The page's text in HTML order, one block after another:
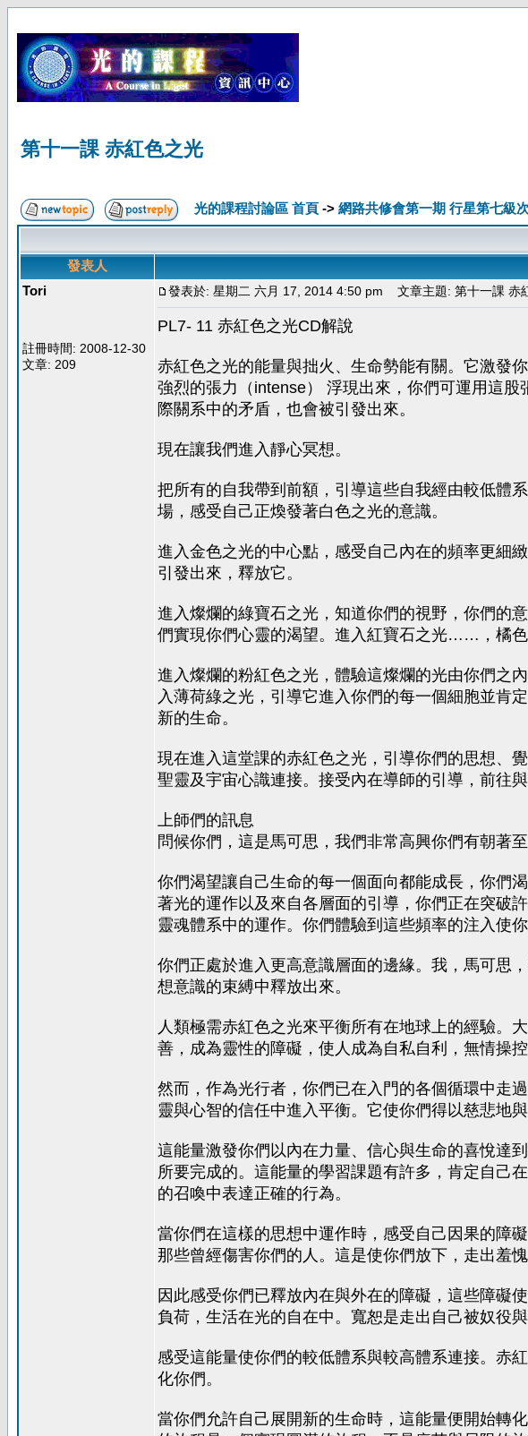
第十一課 赤紅色之光
光的課程討論區 首頁 -> 網路共修會第一期 行星第七級次
發表人
Tori
註冊時間: 2008-12-30
文章: 209
發表於: 星期二 六月 17, 2014 4:50 pm 文章主題: 第十一課 赤
PL7- 11 赤紅色之光CD解說
赤紅色之光的能量與拙火、生命勢能有關。它激發
強烈的張力（intense） 浮現出來，你們可運用這
際關系中的矛盾，也會被引發出來。
現在讓我們進入靜心冥想。
把所有的自我帶到前額，引導這些自我經由較低體
場，感受自己正煥發著白色之光的意識。
進入金色之光的中心點，感受自己內在的頻率更細
引發出來，釋放它。
進入燦爛的綠寶石之光，知道你們的視野，你們的
們實現你們心靈的渴望。進入紅寶石之光……，橘
進入燦爛的粉紅色之光，體驗這燦爛的光由你們之
入薄荷綠之光，引導它進入你們的每一個細胞並肯
新的生命。
現在進入這堂課的赤紅色之光，引導你們的思想、
聖靈及宇宙心識連接。接受內在導師的引導，前往
上師們的訊息
問候你們，這是馬可思，我們非常高興你們有朝著
你們渴望讓自己生命的每一個面向都能成長，你們
著光的運作以及來自各層面的引導，你們正在突破
靈魂體系中的運作。你們體驗到這些頻率的注入使
你們正處於進入更高意識層面的邊緣。我，馬可思
想意識的束縛中釋放出來。
人類極需赤紅色之光來平衡所有在地球上的經驗。
善，成為靈性的障礙，使人成為自私自利，無情操
然而，作為光行者，你們已在入門的各個循環中走
靈與心智的信任中進入平衡。它使你們得以慈悲地
這能量激發你們以內在力量、信心與生命的喜悅達
所要完成的。這能量的學習課題有許多，肯定自己
的召喚中表達正確的行為。
當你們在這樣的思想中運作時，感受自己因果的障
那些曾經傷害你們的人。這是使你們放下，走出羞
因此感受你們已釋放內在與外在的障礙，這些障礙
負荷，生活在光的自在中。寬恕是走出自己被奴役
感受這能量使你們的較低體系與較高體系連接。赤
化你們。
當你們允許自己展開新的生命時，這能量便開始轉